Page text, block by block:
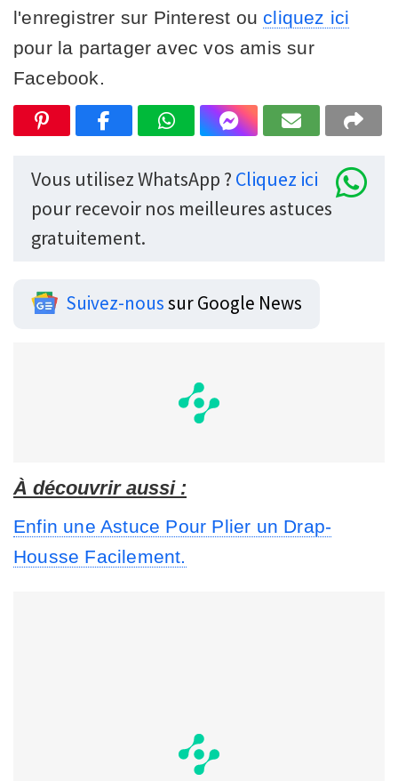
l'enregistrer sur Pinterest ou cliquez ici
pour la partager avec vos amis sur
Facebook.
Vous utilisez WhatsApp ? Cliquez ici
pour recevoir nos meilleures astuces
gratuitement.
Suivez-noussur Google News
À découvrir aussi :
Enfin une Astuce Pour Plier un Drap-
Housse Facilement.